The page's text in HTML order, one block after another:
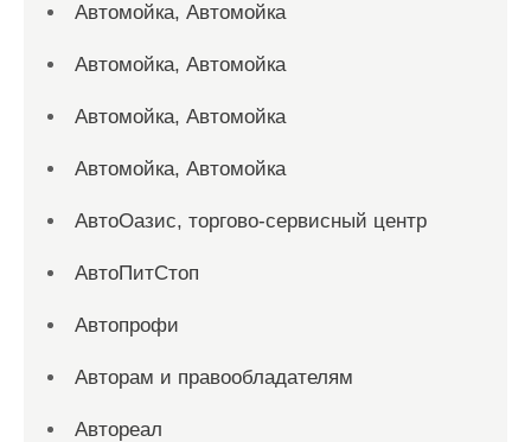
Автомойка, Автомойка
Автомойка, Автомойка
Автомойка, Автомойка
Автомойка, Автомойка
АвтоОазис, торгово-сервисный центр
АвтоПитСтоп
Автопрофи
Авторам и правообладателям
Автореал